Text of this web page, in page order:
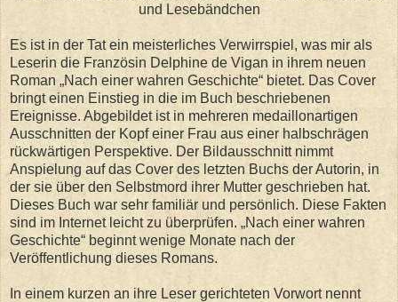
und Lesebändchen
Es ist in der Tat ein meisterliches Verwirrspiel, was mir als
Leserin die Französin Delphine de Vigan in ihrem neuen
Roman „Nach einer wahren Geschichte“ bietet. Das Cover
bringt einen Einstieg in die im Buch beschriebenen
Ereignisse. Abgebildet ist in mehreren medaillonartigen
Ausschnitten der Kopf einer Frau aus einer halbschrägen
rückwärtigen Perspektive. Der Bildausschnitt nimmt
Anspielung auf das Cover des letzten Buchs der Autorin, in
der sie über den Selbstmord ihrer Mutter geschrieben hat.
Dieses Buch war sehr familiär und persönlich. Diese Fakten
sind im Internet leicht zu überprüfen. „Nach einer wahren
Geschichte“ beginnt wenige Monate nach der
Veröffentlichung dieses Romans.
In einem kurzen an ihre Leser gerichteten Vorwort nennt